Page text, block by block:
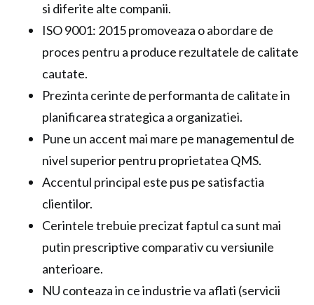
si diferite alte companii.
ISO 9001: 2015 promoveaza o abordare de
proces pentru a produce rezultatele de calitate
cautate.
Prezinta cerinte de performanta de calitate in
planificarea strategica a organizatiei.
Pune un accent mai mare pe managementul de
nivel superior pentru proprietatea QMS.
Accentul principal este pus pe satisfactia
clientilor.
Cerintele trebuie precizat faptul ca sunt mai
putin prescriptive comparativ cu versiunile
anterioare.
NU conteaza in ce industrie va aflati (servicii